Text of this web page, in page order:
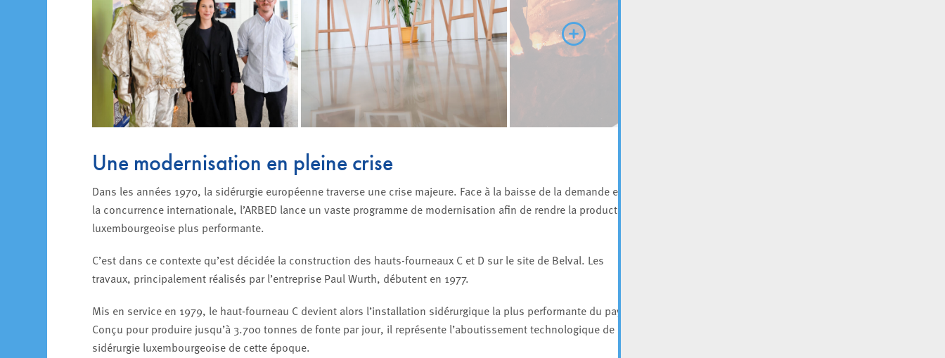
Une modernisation en pleine crise
Dans les années 1970, la sidérurgie européenne traverse une crise majeure. Face à la baisse de la demande et à
la concurrence internationale, l’ARBED lance un vaste programme de modernisation afin de rendre la production
luxembourgeoise plus performante.
C’est dans ce contexte qu’est décidée la construction des hauts-fourneaux C et D sur le site de Belval. Les
travaux, principalement réalisés par l’entreprise Paul Wurth, débutent en 1977.
Mis en service en 1979, le haut-fourneau C devient alors l’installation sidérurgique la plus performante du pays.
Conçu pour produire jusqu’à 3.700 tonnes de fonte par jour, il représente l’aboutissement technologique de la
sidérurgie luxembourgeoise de cette époque.